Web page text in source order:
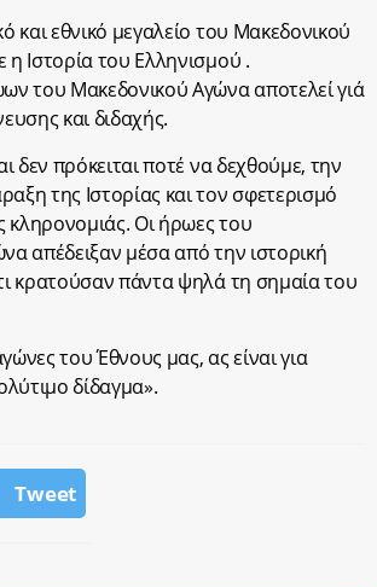
και εθνικό μεγαλείο του Μακεδονικού
Ιστορία του Ελληνισμού .
του Μακεδονικού Αγώνα αποτελεί γιά
και διδαχής.
δεν πρόκειται ποτέ να δεχθούμε, την
της Ιστορίας και τον σφετερισμό
κληρονομιάς. Οι ήρωες του
απέδειξαν μέσα από την ιστορική
κρατούσαν πάντα ψηλά τη σημαία του
του Έθνους μας, ας είναι για
δίδαγμα».
Tweet